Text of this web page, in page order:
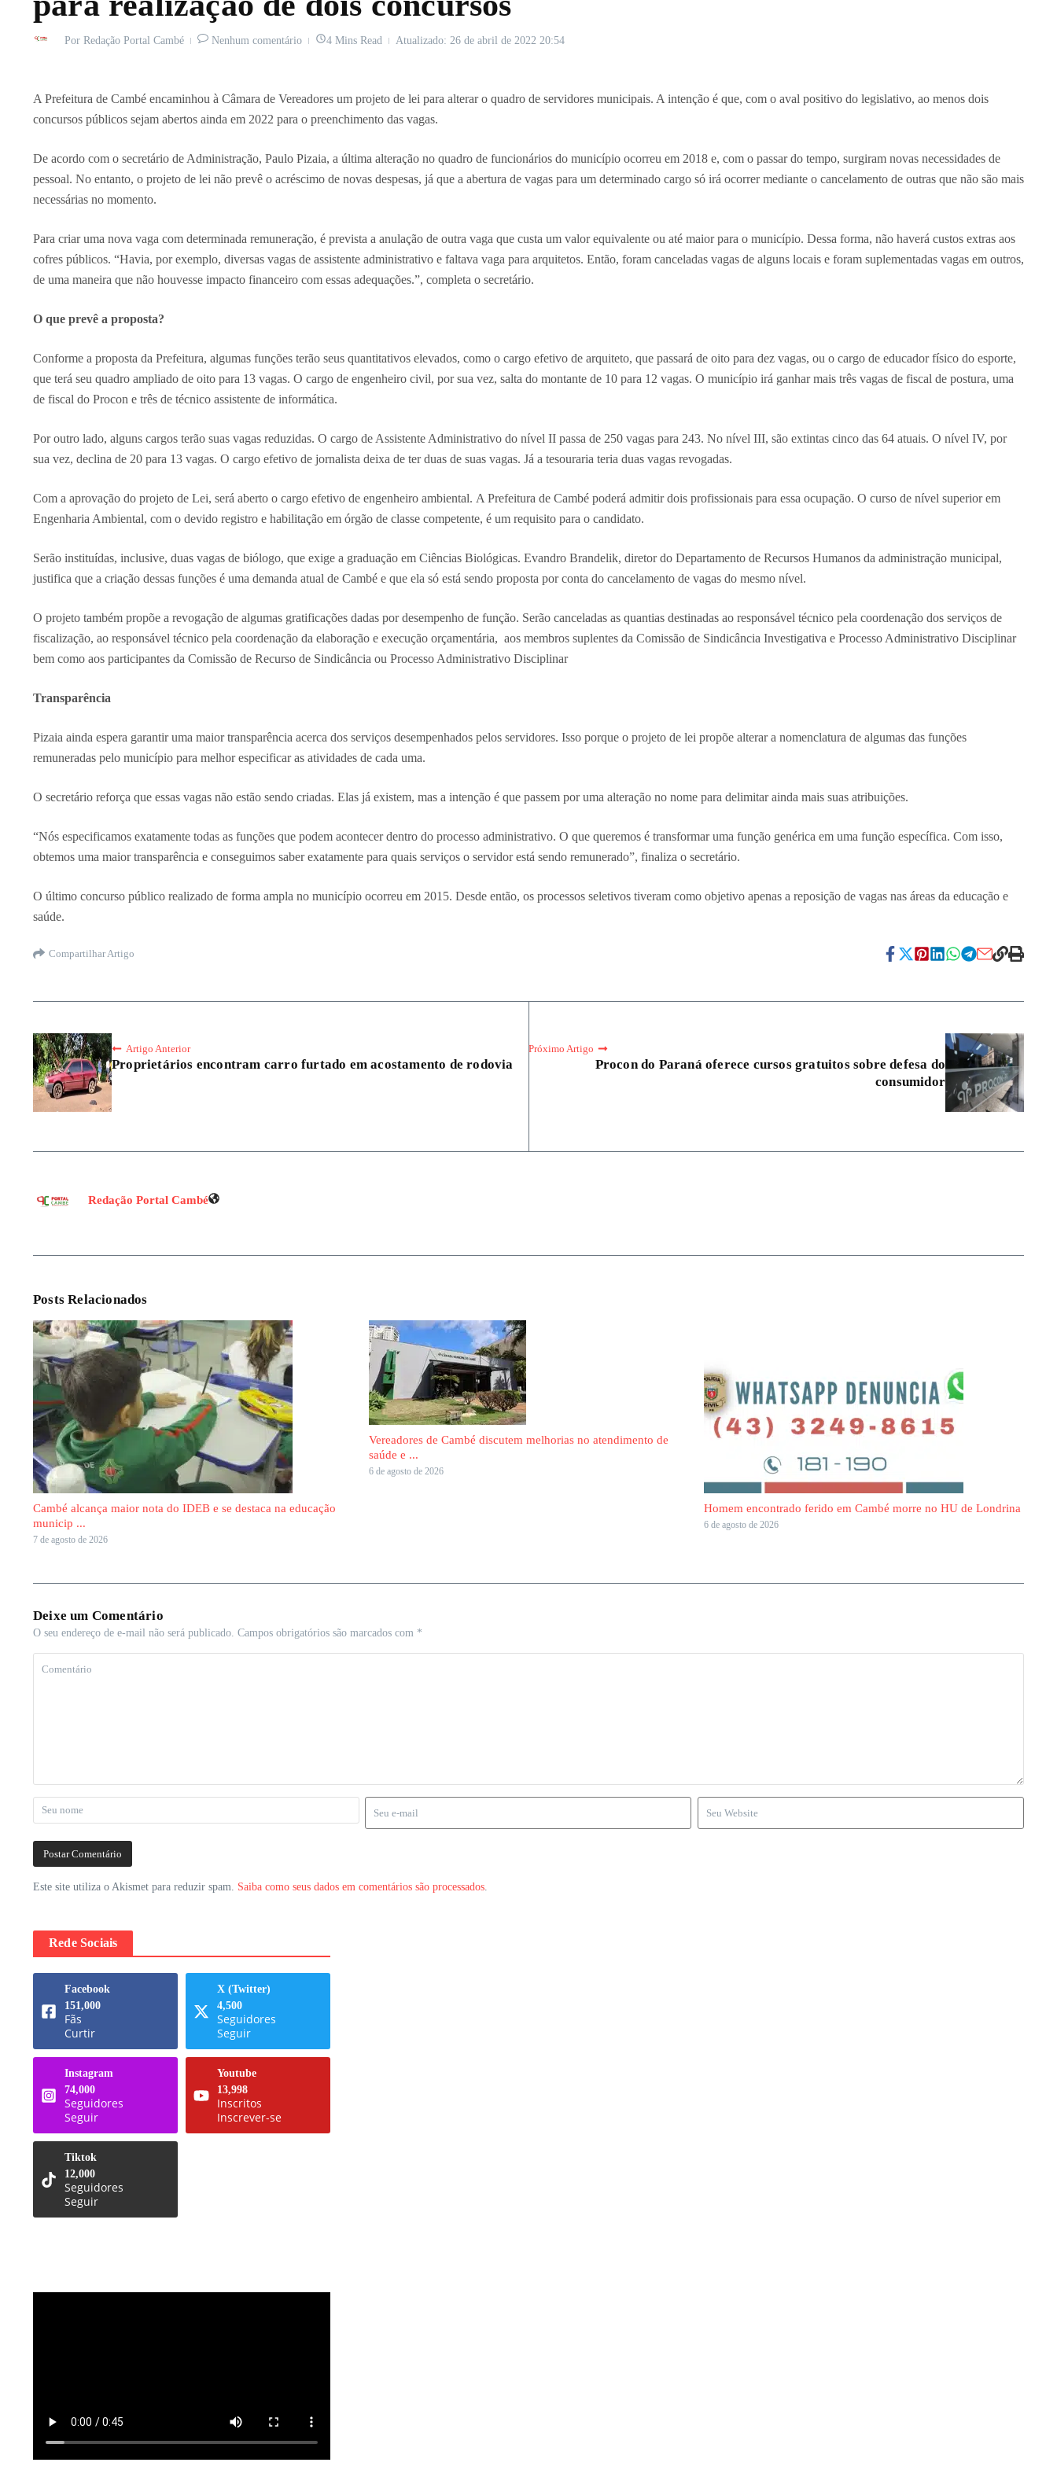
Por Redação Portal Cambé Nenhum comentário 4 Mins Read Atualizado: 26 de abril de 2022 20:54
A Prefeitura de Cambé encaminhou à Câmara de Vereadores um projeto de lei para alterar o quadro de servidores municipais. A intenção é que, com o aval positivo do legislativo, ao menos dois
concursos públicos sejam abertos ainda em 2022 para o preenchimento das vagas.
De acordo com o secretário de Administração, Paulo Pizaia, a última alteração no quadro de funcionários do município ocorreu em 2018 e, com o passar do tempo, surgiram novas necessidades de
pessoal. No entanto, o projeto de lei não prevê o acréscimo de novas despesas, já que a abertura de vagas para um determinado cargo só irá ocorrer mediante o cancelamento de outras que não são mais
necessárias no momento.
Para criar uma nova vaga com determinada remuneração, é prevista a anulação de outra vaga que custa um valor equivalente ou até maior para o município. Dessa forma, não haverá custos extras aos
cofres públicos. “Havia, por exemplo, diversas vagas de assistente administrativo e faltava vaga para arquitetos. Então, foram canceladas vagas de alguns locais e foram suplementadas vagas em outros,
de uma maneira que não houvesse impacto financeiro com essas adequações.”, completa o secretário.
O que prevê a proposta?
Conforme a proposta da Prefeitura, algumas funções terão seus quantitativos elevados, como o cargo efetivo de arquiteto, que passará de oito para dez vagas, ou o cargo de educador físico do esporte,
que terá seu quadro ampliado de oito para 13 vagas. O cargo de engenheiro civil, por sua vez, salta do montante de 10 para 12 vagas. O município irá ganhar mais três vagas de fiscal de postura, uma
de fiscal do Procon e três de técnico assistente de informática.
Por outro lado, alguns cargos terão suas vagas reduzidas. O cargo de Assistente Administrativo do nível II passa de 250 vagas para 243. No nível III, são extintas cinco das 64 atuais. O nível IV, por
sua vez, declina de 20 para 13 vagas. O cargo efetivo de jornalista deixa de ter duas de suas vagas. Já a tesouraria teria duas vagas revogadas.
Com a aprovação do projeto de Lei, será aberto o cargo efetivo de engenheiro ambiental. A Prefeitura de Cambé poderá admitir dois profissionais para essa ocupação. O curso de nível superior em
Engenharia Ambiental, com o devido registro e habilitação em órgão de classe competente, é um requisito para o candidato.
Serão instituídas, inclusive, duas vagas de biólogo, que exige a graduação em Ciências Biológicas. Evandro Brandelik, diretor do Departamento de Recursos Humanos da administração municipal,
justifica que a criação dessas funções é uma demanda atual de Cambé e que ela só está sendo proposta por conta do cancelamento de vagas do mesmo nível.
O projeto também propõe a revogação de algumas gratificações dadas por desempenho de função. Serão canceladas as quantias destinadas ao responsável técnico pela coordenação dos serviços de
fiscalização, ao responsável técnico pela coordenação da elaboração e execução orçamentária, aos membros suplentes da Comissão de Sindicância Investigativa e Processo Administrativo Disciplinar
bem como aos participantes da Comissão de Recurso de Sindicância ou Processo Administrativo Disciplinar
Transparência
Pizaia ainda espera garantir uma maior transparência acerca dos serviços desempenhados pelos servidores. Isso porque o projeto de lei propõe alterar a nomenclatura de algumas das funções
remuneradas pelo município para melhor especificar as atividades de cada uma.
O secretário reforça que essas vagas não estão sendo criadas. Elas já existem, mas a intenção é que passem por uma alteração no nome para delimitar ainda mais suas atribuições.
“Nós especificamos exatamente todas as funções que podem acontecer dentro do processo administrativo. O que queremos é transformar uma função genérica em uma função específica. Com isso,
obtemos uma maior transparência e conseguimos saber exatamente para quais serviços o servidor está sendo remunerado”, finaliza o secretário.
O último concurso público realizado de forma ampla no município ocorreu em 2015. Desde então, os processos seletivos tiveram como objetivo apenas a reposição de vagas nas áreas da educação e
saúde.
Compartilhar Artigo
Artigo Anterior
Proprietários encontram carro furtado em acostamento de rodovia
Próximo Artigo
Procon do Paraná oferece cursos gratuitos sobre defesa do
consumidor
Redação Portal Cambé
Posts Relacionados
Cambé alcança maior nota do IDEB e se destaca na educação
municip ...
7 de agosto de 2026
Vereadores de Cambé discutem melhorias no atendimento de
saúde e ...
6 de agosto de 2026
Homem encontrado ferido em Cambé morre no HU de Londrina
6 de agosto de 2026
Deixe um Comentário
O seu endereço de e-mail não será publicado. Campos obrigatórios são marcados com *
Este site utiliza o Akismet para reduzir spam. Saiba como seus dados em comentários são processados.
Rede Sociais
Facebook
151,000
Fãs
Curtir
X (Twitter)
4,500
Seguidores
Seguir
Instagram
74,000
Seguidores
Seguir
Youtube
13,998
Inscritos
Inscrever-se
Tiktok
12,000
Seguidores
Seguir